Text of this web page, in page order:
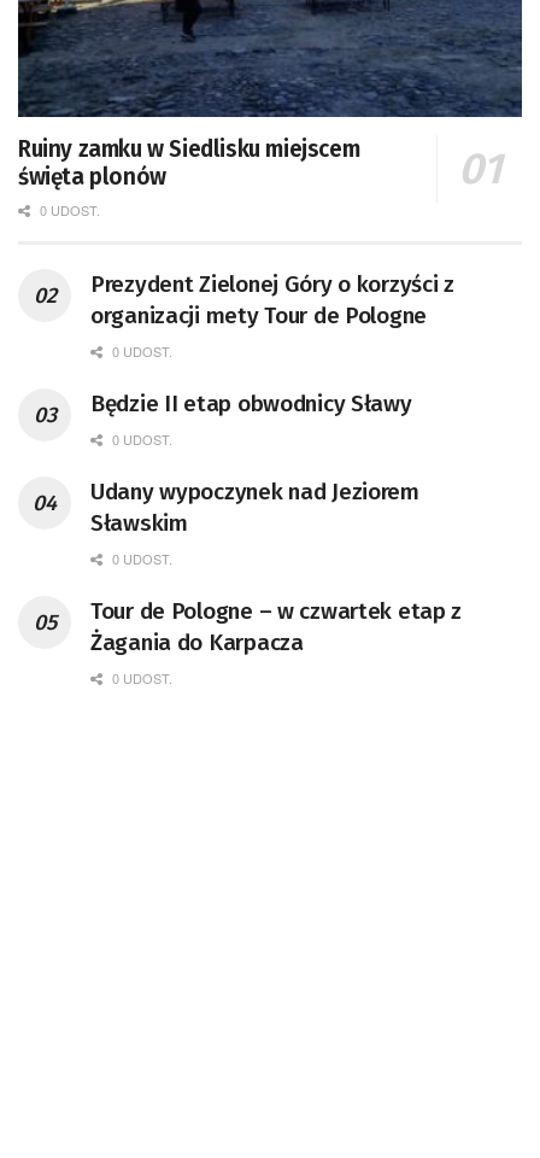
Ruiny zamku w Siedlisku miejscem
święta plonów
0 UDOST.
Prezydent Zielonej Góry o korzyści z
organizacji mety Tour de Pologne
0 UDOST.
Będzie II etap obwodnicy Sławy
0 UDOST.
Udany wypoczynek nad Jeziorem
Sławskim
0 UDOST.
Tour de Pologne – w czwartek etap z
Żagania do Karpacza
0 UDOST.